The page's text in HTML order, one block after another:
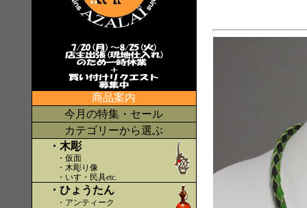
商品案内
今月の特集・セール
カテゴリーから選ぶ
・木彫
・仮面
・木彫り像
・いす・民具etc.
・ひょうたん
・アンティーク